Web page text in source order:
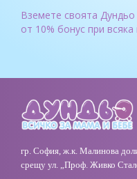
Вземете своята
от 10% бонус при всяка
гр. София, ж.к. Малинова
срещу ул. „Проф. Живко